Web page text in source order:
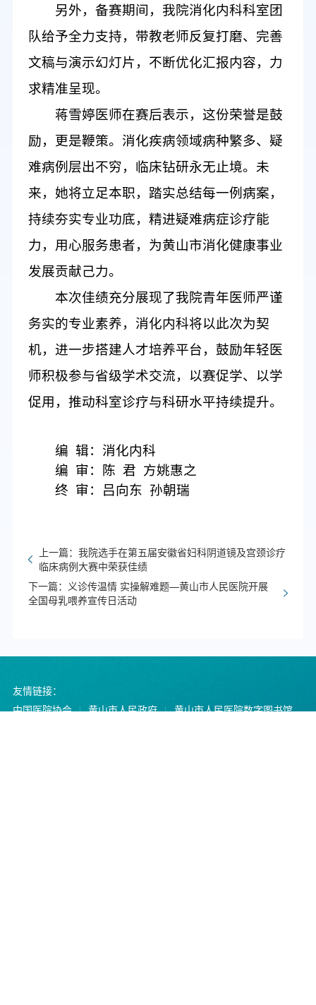
另外， 备赛期间 ， 我院消化内科科室团
队给予全力支持，带教老师反复打磨、 完善
文稿与演示幻灯片 ，不断优化汇报内容， 力
求精准呈现。
蒋雪婷医师在赛后表示，这份荣誉是鼓
励，更是鞭策。消化疾病领域病种繁多、疑
难病例层出不穷，临床钻研永无止境。未
来，她将立足本职， 踏实总结每一例病案，
持续夯实专业功底，精进疑难病症诊疗能
力 ，用心服务患者，为黄山市消化健康事业
发展贡献己力。
本次佳绩充分展现了我院青年医师严谨
务实的专业素养， 消化内科将以此次为契
机，进一步搭建人才培养平台，鼓励年轻医
师积极参与省级学术交流，以赛促学、 以学
促用 ，推动科室诊疗与科研水平持续提升。
编 辑：消化内科
编 审：陈 君 方姚惠之
终 审：吕向东 孙朝瑞
上一篇：我院选手在第五届安徽省妇科阴道镜及宫颈诊疗
临床病例大赛中荣获佳绩
下一篇：义诊传温情 实操解难题—黄山市人民医院开展
全国母乳喂养宣传日活动
友情链接：
中国医院协会
黄山市人民政府
黄山市人民医院数字图书馆